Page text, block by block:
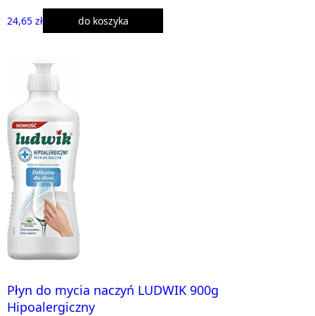
24,65 zł do koszyka
Płyn do mycia naczyń LUDWIK 900g
Hipoalergiczny